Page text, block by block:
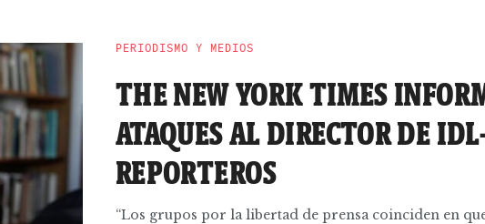
PERIODISMO Y MEDIOS
THE NEW YORK TIMES
ATAQUES AL DIRECTOR DE
REPORTEROS
“Los grupos por la libertad de prensa coinciden en